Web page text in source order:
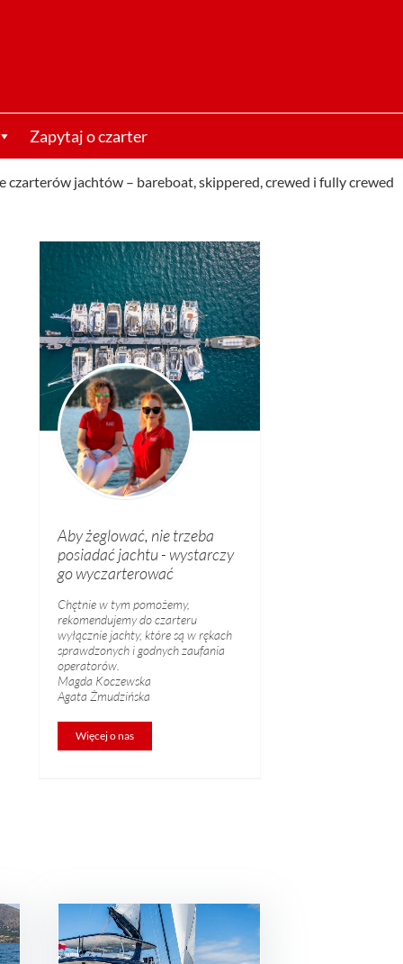
Zapytaj o czarter
czarterów jachtów – bareboat, skippered, crewed i fully crewed
Aby żeglować, nie trzeba
posiadać jachtu - wystarczy
go wyczarterować
Chętnie w tym pomożemy,
rekomendujemy do czarteru
wyłącznie jachty, które są w rękach
sprawdzonych i godnych zaufania
operatorów.
Magda Koczewska
Agata Żmudzińska
Więcej o nas